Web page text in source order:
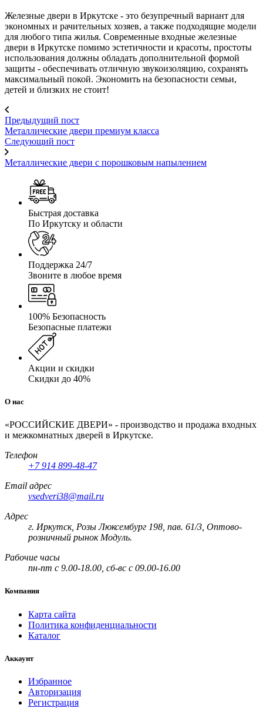
Железные двери в Иркутске - это безупречный вариант для
экономных и рачительных хозяев, а также подходящие модели
для любого типа жилья. Современные входные железные
двери в Иркутске помимо эстетичности и красоты, простоты
использования должны обладать дополнительной формой
защиты - обеспечивать отличную звукоизоляцию, сохранять
максимальный покой. Экономить на безопасности семьи,
детей и близких не стоит!
Предыдущий пост
Металлические двери премиум класса
Следующий пост
Металлические двери с порошковым напылением
Быстрая доставка
По Иркутску и области
Поддержка 24/7
Звоните в любое время
100% Безопасность
Безопасные платежи
Акции и скидки
Скидки до 40%
О нас
«РОССИЙСКИЕ ДВЕРИ» - производство и продажа входных
и межкомнатных дверей в Иркутске.
Телефон
+7 914 899-48-47
Email адрес
vsedveri38@mail.ru
Адрес
г. Иркутск, Розы Люксембург 198, пав. 61/3, Оптово-
розничный рынок Модуль.
Рабочие часы
пн-пт с 9.00-18.00, сб-вс с 09.00-16.00
Компания
Карта сайта
Политика конфиденциальности
Каталог
Аккаунт
Избранное
Авторизация
Регистрация